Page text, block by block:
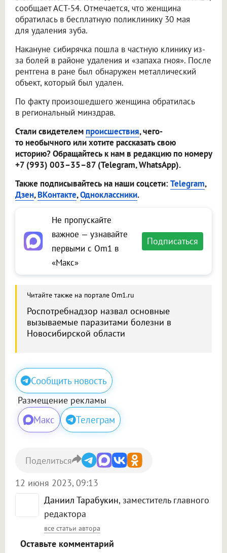
сообщает АСТ-54. Отмечается, что женщина
обратилась в бесплатную поликлинику 30 мая
для удаления зуба.
Накануне сибирячка пошла в частную клинику из-
за болей в районе удаления и «запаха гноя». После
рентгена в ране был обнаружен металлический
объект, который был удален.
По факту произошедшего женщина обратилась
в региональный минздрав.
Стали свидетелем происшествия, чего-
то необычного или хотите рассказать свою
историю? Обращайтесь к нам в редакцию по номеру
+7 (993) 003–35–87 (Telegram, WhatsApp).
Также подписывайтесь на наши соцсети:Telegram,
Дзен,ВКонтакте,Одноклассники.
Не пропускайте
важное — узнавайте
первыми с Om1 в
«Макс»
Подписаться
Читайте также на портале Om1.ru
Роспотребнадзор назвал основные
вызываемые паразитами болезни в
Новосибирской области
Сообщить новость
Размещение рекламы
Макс Телеграм
Даниил Тарабукин, заместитель главного
редактора
все статьи автора
12 июня 2023, 09:13
Поделиться
Оставьте комментарий